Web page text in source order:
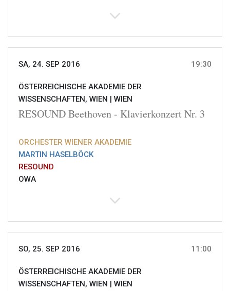
SA, 24. SEP 2016 19:30
ÖSTERREICHISCHE AKADEMIE DER
WISSENSCHAFTEN, WIEN | WIEN
RESOUND Beethoven - Klavierkonzert Nr. 3
ORCHESTER WIENER AKADEMIE
MARTIN HASELBÖCK
RESOUND
OWA
SO, 25. SEP 2016 11:00
ÖSTERREICHISCHE AKADEMIE DER
WISSENSCHAFTEN, WIEN | WIEN